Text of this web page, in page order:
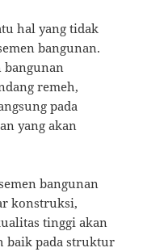
hal yang tidak
bangunan.
bangunan
remeh,
pada
yang akan
bangunan
konstruksi,
tinggi akan
baik pada struktur